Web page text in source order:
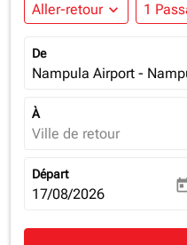
Aller-retour expand_more 1
De
Nampula Airport -
À
Ville de retour
Départ
fc-booking-departure-
17/08/2026